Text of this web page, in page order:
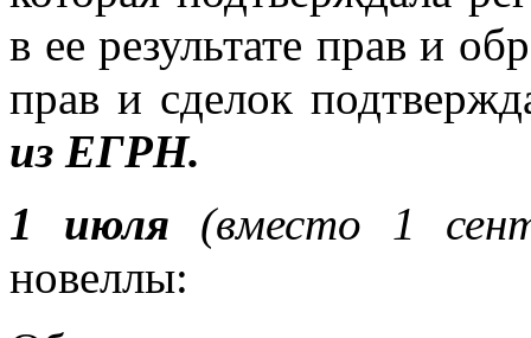
в ее результате прав и
прав и сделок
из ЕГРН.
1 июля (вместо 1
новеллы: